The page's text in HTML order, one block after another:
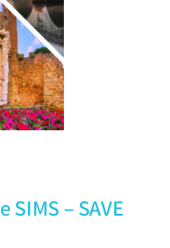
SIMS – SAVE